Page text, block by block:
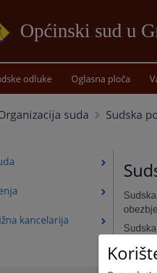
Općinski sud u
odluke Oglasna ploča
suda Sudska
kancelarija